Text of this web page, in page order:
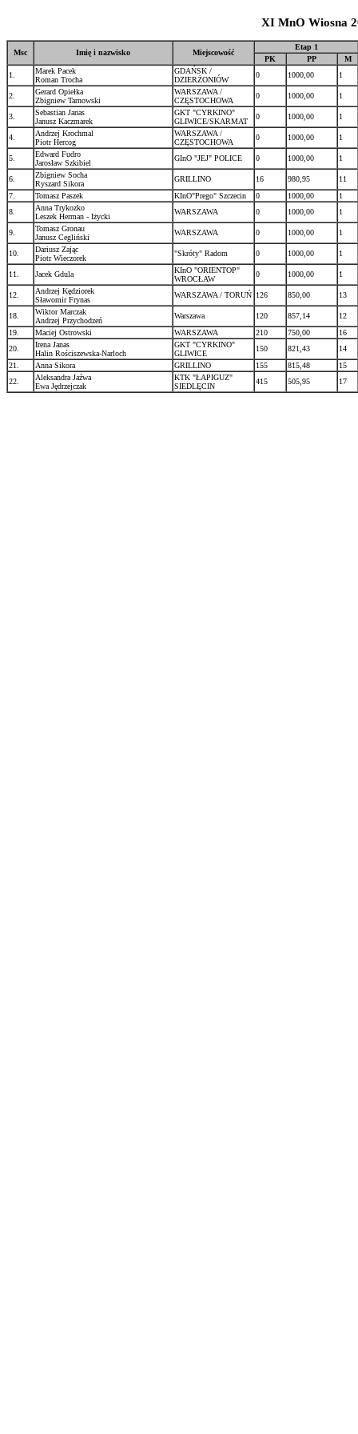
XI MnO Wiosna
Msc Imię i nazwisko Miejscowość
Etap 1
PK
PP
M
1.
Marek Pacek
Roman Trocha
GDAŃSK /
DZIERŻONIÓW
0 1000,00 1
2.
Gerard Opiełka
Zbigniew Tarnowski
WARSZAWA /
CZĘSTOCHOWA
0 1000,00 1
3.
Sebastian Janas
Janusz Kaczmarek
GKT "CYRKINO"
GLIWICE/SKARMAT
0 1000,00 1
4.
Andrzej Krochmal
Piotr Hercog
WARSZAWA /
CZĘSTOCHOWA
0 1000,00 1
5.
Edward Fudro
Jarosław Szkibiel
GInO "JEJ" POLICE 0 1000,00 1
6.
Zbigniew Socha
Ryszard Sikora
GRILLINO 16 980,95
11
7.
Tomasz Paszek KInO"Prego" Szczecin 0 1000,00
1
8.
Anna Trykozko
Leszek Herman - Iżycki
WARSZAWA 0 1000,00 1
9.
Tomasz Gronau
Janusz Cegliński
WARSZAWA 0 1000,00 1
10.
Dariusz Zając
Piotr Wieczorek
"Skróty" Radom 0 1000,00 1
11. Jacek Gdula
KInO "ORIENTOP"
WROCŁAW
0 1000,00 1
12.
Andrzej Kędziorek
Sławomir Frynas
WARSZAWA / TORUŃ 126 850,00 13
18.
Wiktor Marczak
Andrzej Przychodzeń
Warszawa 120 857,14
12
19.
Maciej Ostrowski WARSZAWA 210 750,00
16
20.
Irena Janas
Halin Rościszewska-Narloch
GKT "CYRKINO"
GLIWICE
150 821,43
14
21.
Anna Sikora GRILLINO 155 815,48
15
22.
Aleksandra Jaźwa
Ewa Jędrzejczak
KTK "ŁAPIGUZ"
SIEDLĘCIN
415 505,95 17